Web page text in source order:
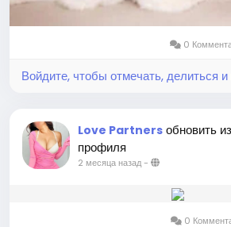
0
Войдите, чтобы отмечать, делиться
Love Partners обновить
профиля
2 месяца назад-
0